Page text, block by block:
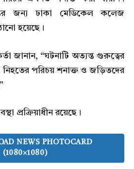
জন্য ঢাকা মেডিকেল কলেজ
হয়েছে।
জানান, “ঘটনাটি অত্যন্ত গুরুত্বের
নিহতের পরিচয় শনাক্ত ও জড়িতদের
প্রক্রিয়াধীন রয়েছে।
NEWS PHOTOCARD
(1080×1080)